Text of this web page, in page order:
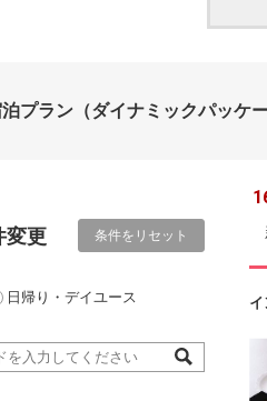
プラン （ダイナミックパッケ
変更 条件をリセット
日帰り・デイユース